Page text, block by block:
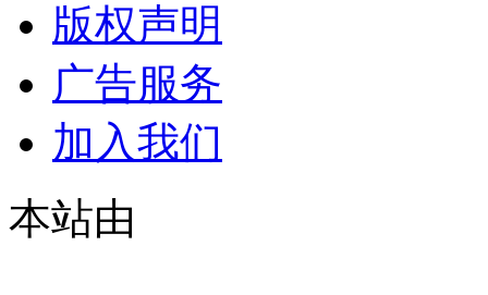
版权声明
广告服务
加入我们
本站由